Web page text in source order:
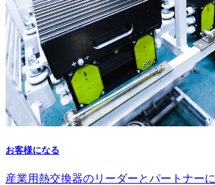
お客様になる
産業用熱交換器のリーダーとパートナーに